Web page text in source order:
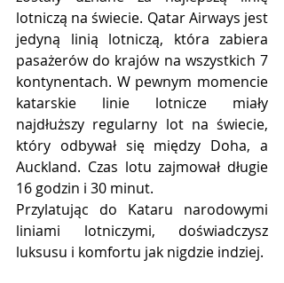
lotniczą na świecie. Qatar Airways jest
jedyną linią lotniczą, która zabiera
pasażerów do krajów na wszystkich 7
kontynentach. W pewnym momencie
katarskie linie lotnicze miały
najdłuższy regularny lot na świecie,
który odbywał się między Doha, a
Auckland. Czas lotu zajmował długie
16 godzin i 30 minut.
Przylatując do Kataru narodowymi
liniami lotniczymi, doświadczysz
luksusu i komfortu jak nigdzie indziej.